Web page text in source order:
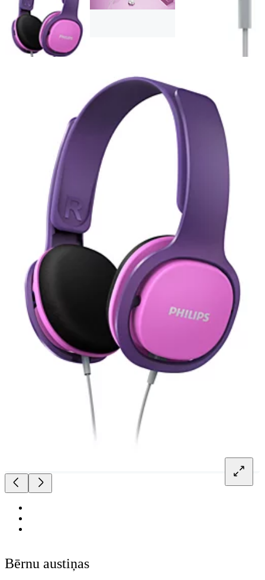
Bērnu austiņas